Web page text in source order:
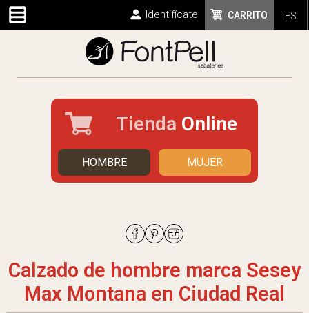
ES
CARRITO
Identifícate
Tienda Online
HOMBRE MUJER
Calzado de hombre marca Sesey
Max Montana en Ciudad Real